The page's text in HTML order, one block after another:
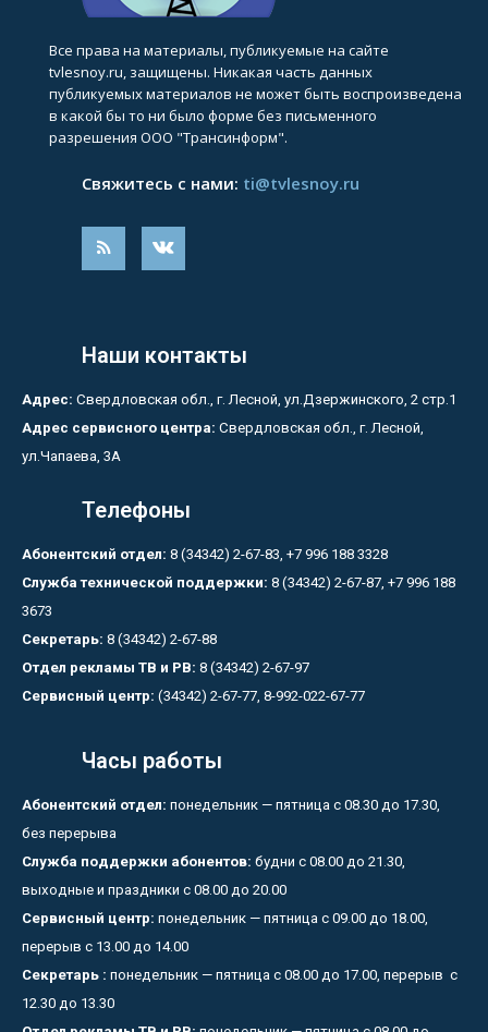
Все права на материалы, публикуемые на сайте
tvlesnoy.ru, защищены. Никакая часть данных
публикуемых материалов не может быть воспроизведена
в какой бы то ни было форме без письменного
разрешения ООО "Трансинформ".
Свяжитесь с нами: ti@tvlesnoy.ru
Наши контакты
Адрес: Свердловская обл., г. Лесной, ул.Дзержинского, 2 стр.1
Адрес сервисного центра: Свердловская обл., г. Лесной,
ул.Чапаева, 3А
Телефоны
Абонентский отдел: 8 (34342) 2-67-83, +7 996 188 3328
Служба технической поддержки: 8 (34342) 2-67-87, +7 996 188
3673
Секретарь: 8 (34342) 2-67-88
Отдел рекламы ТВ и РВ: 8 (34342) 2-67-97
Сервисный центр: (34342) 2-67-77, 8-992-022-67-77
Часы работы
Абонентский отдел: понедельник — пятница с 08.30 до 17.30,
без перерыва
Служба поддержки абонентов: будни с 08.00 до 21.30,
выходные и праздники с 08.00 до 20.00
Сервисный центр: понедельник — пятница с 09.00 до 18.00,
перерыв с 13.00 до 14.00
Секретарь : понедельник — пятница с 08.00 до 17.00, перерыв с
12.30 до 13.30